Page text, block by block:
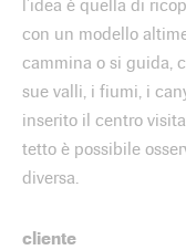
l’idea è quella di
con un modello
cammina o si guida,
sue valli, i fiumi, i
inserito il centro
tetto è possibile
diversa.
cliente